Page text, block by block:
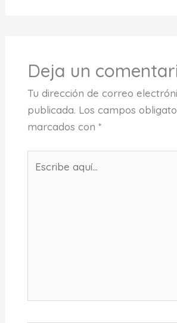
Deja un
Tu dirección de correo
publicada. Los campos
marcados con *
aquí...